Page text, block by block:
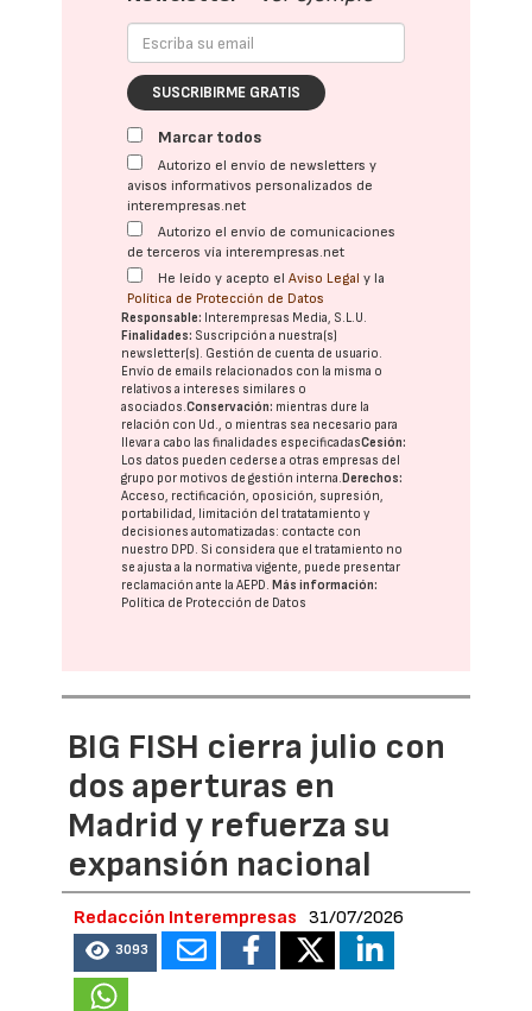
SUSCRIBIRME GRATIS
Marcar todos
Autorizo el envío de newsletters y
avisos informativos personalizados de
interempresas.net
Autorizo el envío de comunicaciones
de terceros vía interempresas.net
He leído y acepto elAviso Legal y la
Política de Protección de Datos
Responsable: Interempresas Media, S.L.U.
Finalidades: Suscripción a nuestra(s)
newsletter(s). Gestión de cuenta de usuario.
Envío de emails relacionados con la misma o
relativos a intereses similares o
asociados.Conservación: mientras dure la
relación con Ud., o mientras sea necesario para
llevar a cabo las finalidades especificadasCesión:
Los datos pueden cederse a otras empresas del
grupo por motivos de gestión interna. Derechos:
Acceso, rectificación, oposición, supresión,
portabilidad, limitación del tratatamiento y
decisiones automatizadas: contacte con
nuestro DPD. Si considera que el tratamiento no
se ajusta a la normativa vigente, puede presentar
reclamación ante laAEPD. Más información:
Política de Protección de Datos
BIG FISH cierra julio con
dos aperturas en
Madrid y refuerza su
expansión nacional
Redacción Interempresas 31/07/2026
3093